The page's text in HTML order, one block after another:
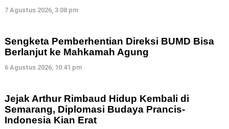
7 Agustus 2026, 3:08 pm
Sengketa Pemberhentian Direksi BUMD Bisa
Berlanjut ke Mahkamah Agung
6 Agustus 2026, 10:41 pm
Jejak Arthur Rimbaud Hidup Kembali di
Semarang, Diplomasi Budaya Prancis-
Indonesia Kian Erat